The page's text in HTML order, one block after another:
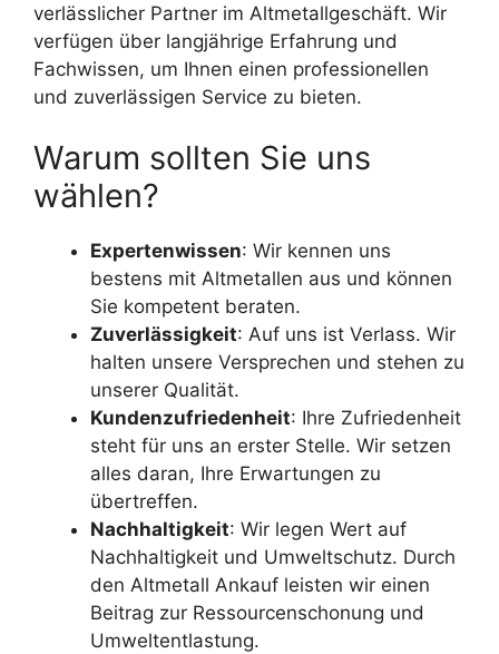
verlässlicher Partner im Altmetallgeschäft. Wir
verfügen über langjährige Erfahrung und
Fachwissen, um Ihnen einen professionellen
und zuverlässigen Service zu bieten.
Warum sollten Sie uns
wählen?
Expertenwissen: Wir kennen uns
bestens mit Altmetallen aus und können
Sie kompetent beraten.
Zuverlässigkeit: Auf uns ist Verlass. Wir
halten unsere Versprechen und stehen zu
unserer Qualität.
Kundenzufriedenheit: Ihre Zufriedenheit
steht für uns an erster Stelle. Wir setzen
alles daran, Ihre Erwartungen zu
übertreffen.
Nachhaltigkeit: Wir legen Wert auf
Nachhaltigkeit und Umweltschutz. Durch
den Altmetall Ankauf leisten wir einen
Beitrag zur Ressourcenschonung und
Umweltentlastung.